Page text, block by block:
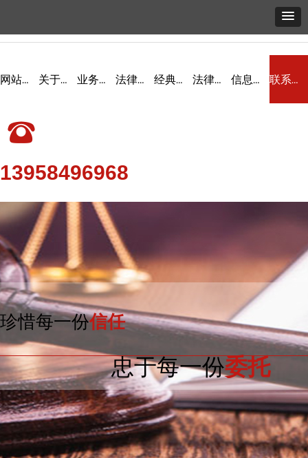
网站首页 关于我们 业务领域 法律产品 经典案例 法律研究 信息发布 联系我们
뀰
13958496968
珍惜每一份信任
忠于每一份委托